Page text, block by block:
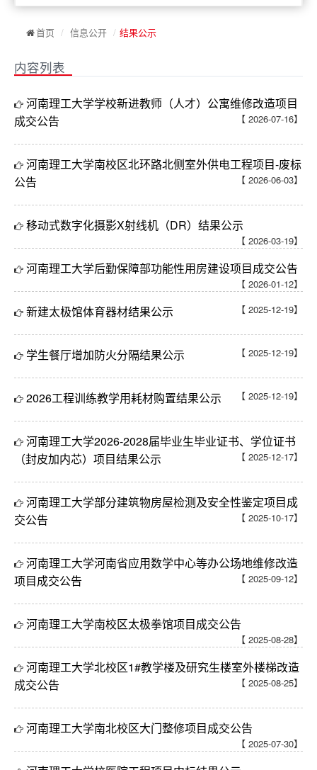
首页 / 信息公开 / 结果公示
内容列表
河南理工大学学校新进教师（人才）公寓维修改造项目
成交公告
【 2026-07-16】
河南理工大学南校区北环路北侧室外供电工程项目-废标
公告
【 2026-06-03】
移动式数字化摄影X射线机（DR）结果公示
【 2026-03-19】
河南理工大学后勤保障部功能性用房建设项目成交公告
【 2026-01-12】
新建太极馆体育器材结果公示 【 2025-12-19】
学生餐厅增加防火分隔结果公示 【 2025-12-19】
2026工程训练教学用耗材购置结果公示 【 2025-12-19】
河南理工大学2026-2028届毕业生毕业证书、学位证书
（封皮加内芯）项目结果公示
【 2025-12-17】
河南理工大学部分建筑物房屋检测及安全性鉴定项目成
交公告
【 2025-10-17】
河南理工大学河南省应用数学中心等办公场地维修改造
项目成交公告
【 2025-09-12】
河南理工大学南校区太极拳馆项目成交公告
【 2025-08-28】
河南理工大学北校区1#教学楼及研究生楼室外楼梯改造
成交公告
【 2025-08-25】
河南理工大学南北校区大门整修项目成交公告
【 2025-07-30】